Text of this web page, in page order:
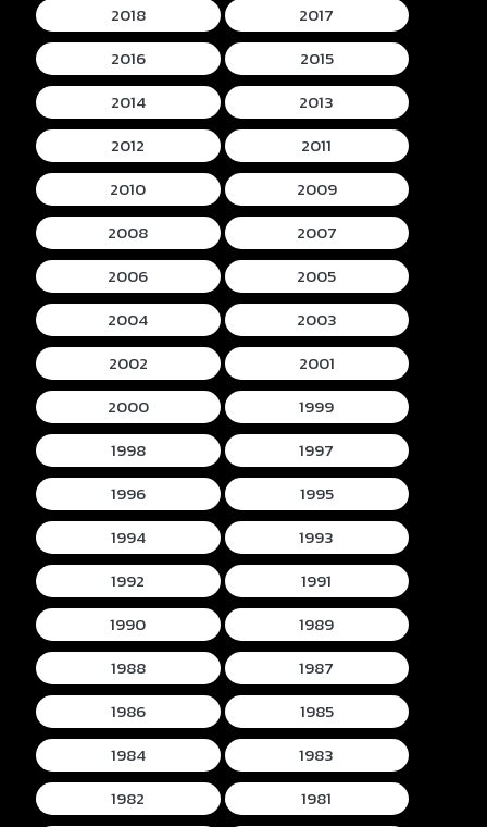
2018
2017
2016
2015
2014
2013
2012
2011
2010
2009
2008
2007
2006
2005
2004
2003
2002
2001
2000
1999
1998
1997
1996
1995
1994
1993
1992
1991
1990
1989
1988
1987
1986
1985
1984
1983
1982
1981